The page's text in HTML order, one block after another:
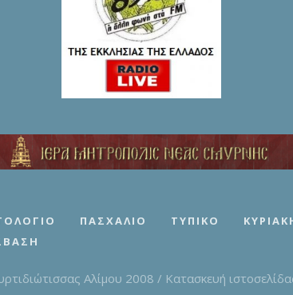
ΠΑΣΧΆΛΙΟ ΤΥΠΙΚΌ
Αλίμου 2008 / Κατασκευή